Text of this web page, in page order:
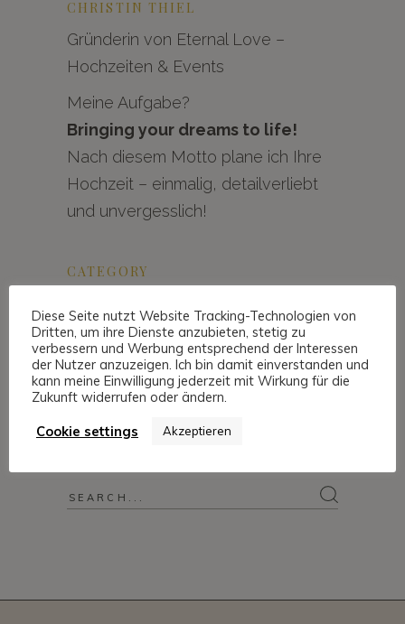
CHRISTIN THIEL
Gründerin von Eternal Love –
Hochzeiten & Events
Meine Aufgabe?
Bringing your dreams to life!
Nach diesem Motto plane ich Ihre
Hochzeit – einmalig, detailverliebt
und unvergesslich!
CATEGORY
HOCHZEITSPLANUNG (43)
SCHLAGWÖRTER
Location
Stuttgarter Hochzeitsplaner
Wir Heiraten
Zitate
Search
Diese Seite nutzt Website Tracking-Technologien von
Dritten, um ihre Dienste anzubieten, stetig zu
verbessern und Werbung entsprechend der Interessen
der Nutzer anzuzeigen. Ich bin damit einverstanden und
kann meine Einwilligung jederzeit mit Wirkung für die
Zukunft widerrufen oder ändern.
Cookie settings
Akzeptieren